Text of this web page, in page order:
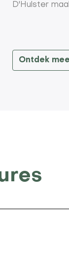
D'Hulster
Ontdek